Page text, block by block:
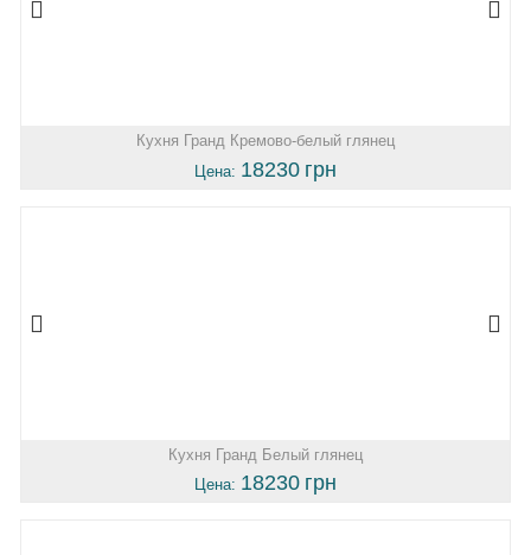
Кухня Гранд Кремово-белый глянец
Цена: 18230 грн
Кухня Гранд Белый глянец
Цена: 18230 грн